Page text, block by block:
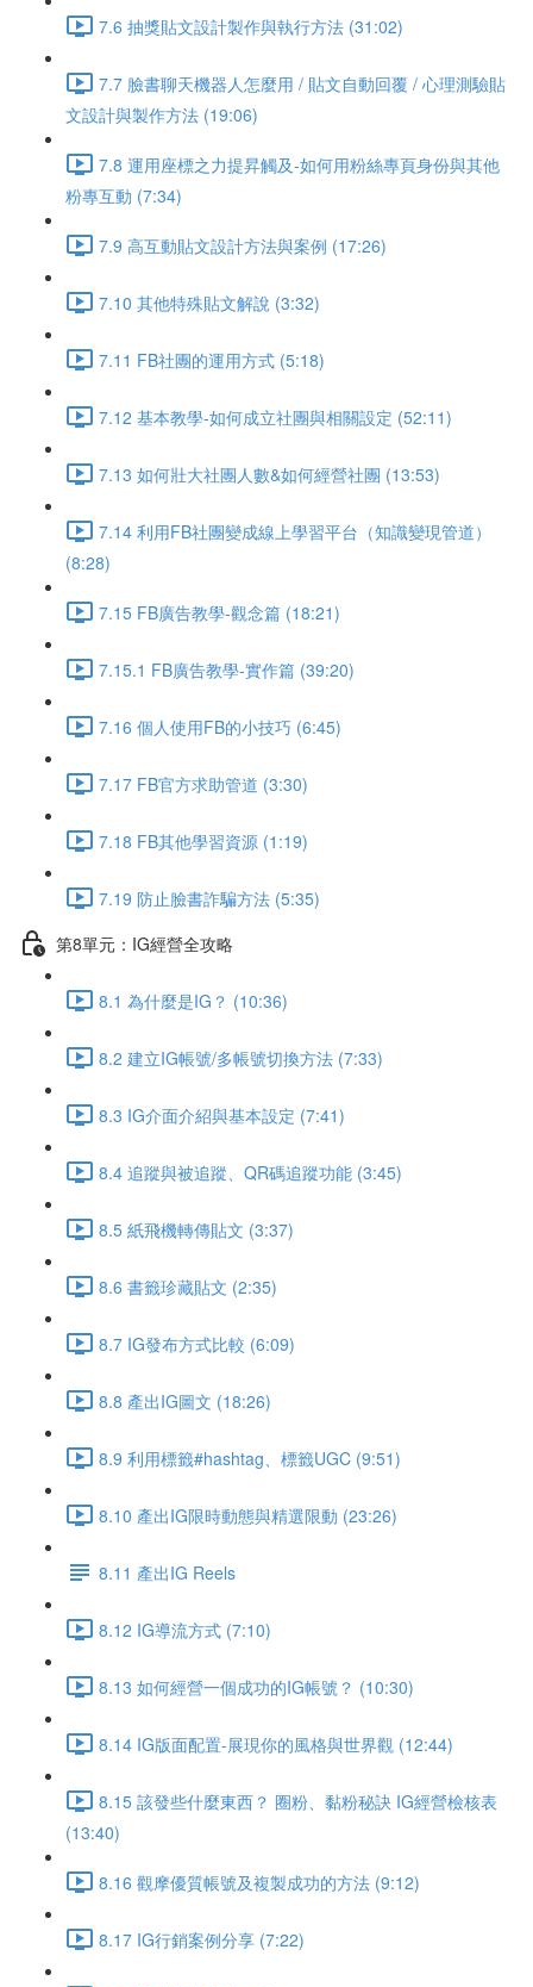
7.6 抽獎貼文設計製作與執行方法 (31:02)
7.7 臉書聊天機器人怎麼用 / 貼文自動回覆 / 心理測驗貼
文設計與製作方法 (19:06)
7.8 運用座標之力提昇觸及-如何用粉絲專頁身份與其他
粉專互動 (7:34)
7.9 高互動貼文設計方法與案例 (17:26)
7.10 其他特殊貼文解說 (3:32)
7.11 FB社團的運用方式 (5:18)
7.12 基本教學-如何成立社團與相關設定 (52:11)
7.13 如何壯大社團人數&如何經營社團 (13:53)
7.14 利用FB社團變成線上學習平台（知識變現管道）
(8:28)
7.15 FB廣告教學-觀念篇 (18:21)
7.15.1 FB廣告教學-實作篇 (39:20)
7.16 個人使用FB的小技巧 (6:45)
7.17 FB官方求助管道 (3:30)
7.18 FB其他學習資源 (1:19)
7.19 防止臉書詐騙方法 (5:35)
第8單元：IG經營全攻略
8.1 為什麼是IG？ (10:36)
8.2 建立IG帳號/多帳號切換方法 (7:33)
8.3 IG介面介紹與基本設定 (7:41)
8.4 追蹤與被追蹤、QR碼追蹤功能 (3:45)
8.5 紙飛機轉傳貼文 (3:37)
8.6 書籤珍藏貼文 (2:35)
8.7 IG發布方式比較 (6:09)
8.8 產出IG圖文 (18:26)
8.9 利用標籤#hashtag、標籤UGC (9:51)
8.10 產出IG限時動態與精選限動 (23:26)
8.11 產出IG Reels
8.12 IG導流方式 (7:10)
8.13 如何經營一個成功的IG帳號？ (10:30)
8.14 IG版面配置-展現你的風格與世界觀 (12:44)
8.15 該發些什麼東西？ 圈粉、黏粉秘訣 IG經營檢核表
(13:40)
8.16 觀摩優質帳號及複製成功的方法 (9:12)
8.17 IG行銷案例分享 (7:22)